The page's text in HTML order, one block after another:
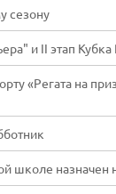
сезону
и II этап
«Регата на
школе назначен